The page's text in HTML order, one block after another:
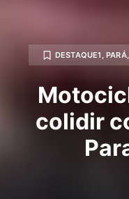
DESTAQUE1 , PARÁ
colidir